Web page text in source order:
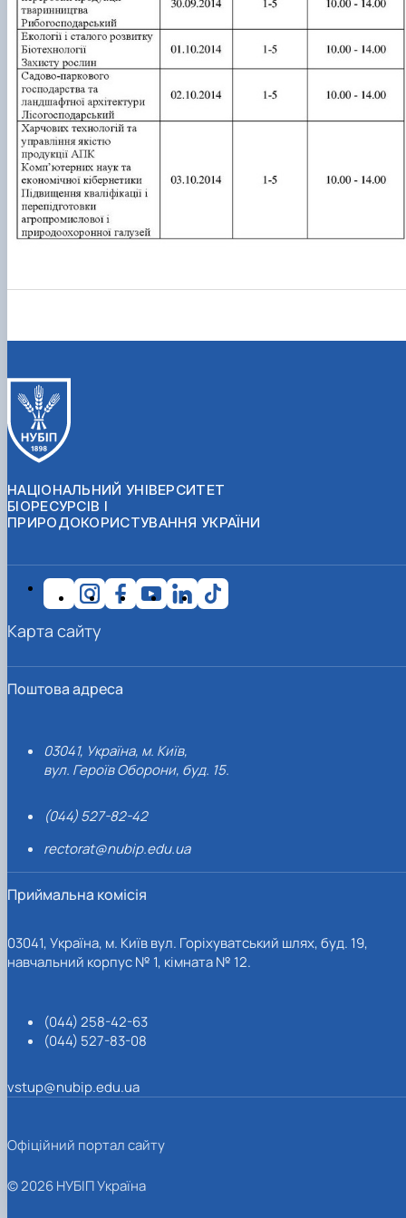
НАЦІОНАЛЬНИЙ УНІВЕРСИТЕТ
БІОРЕСУРСІВ І
ПРИРОДОКОРИСТУВАННЯ УКРАЇНИ
Поштова адреса
03041, Україна, м. Київ,
вул. Героїв Оборони, буд. 15.
(044) 527-82-42
rectorat@nubip.edu.ua
Приймальна комісія
03041, Україна, м. Київ вул. Горіхуватський шлях, буд. 19,
навчальний корпус № 1, кімната № 12.
(044) 258-42-63
(044) 527-83-08
vstup@nubip.edu.ua
Карта сайту
Офіційний портал сайту
© 2026 НУБІП Україна